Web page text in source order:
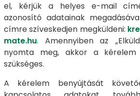
el, kérjük a helyes e-mail
azonosító adatainak
címre szíveskedjen megküldeni:
mate.hu. Amennyiben az
nyomta meg, akkor a kérelem
szükséges.
A kérelem benyújtását